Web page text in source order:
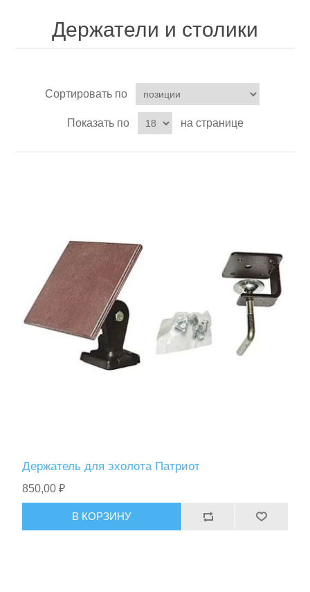
Держатели и столики
Сортировать по
Показать по на странице
Держатель для эхолота Патриот
850,00 ₽
В КОРЗИНУ